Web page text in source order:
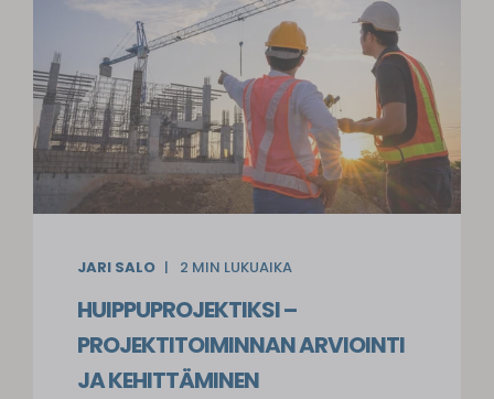
JARI SALO 2 MIN LUKUAIKA
HUIPPUPROJEKTIKSI –
PROJEKTITOIMINNAN ARVIOINTI
JA KEHITTÄMINEN